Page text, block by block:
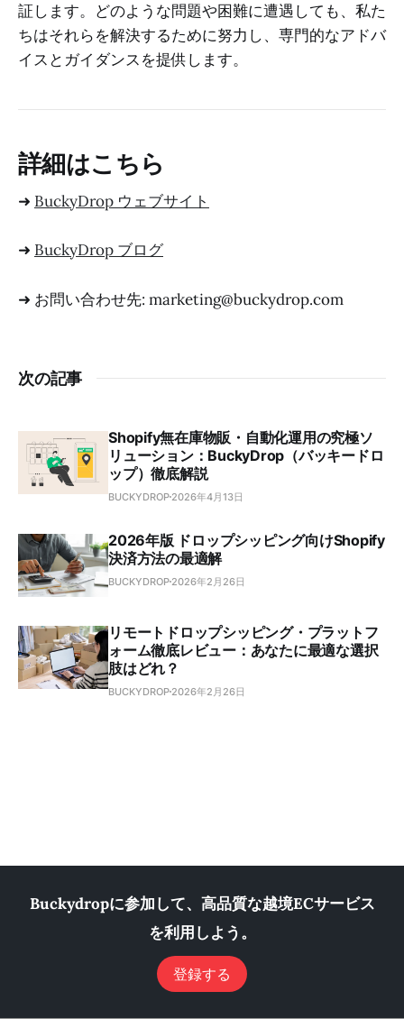
証します。どのような問題や困難に遭遇しても、私た
ちはそれらを解決するために努力し、専門的なアドバ
イスとガイダンスを提供します。
詳細はこちら
➜ BuckyDrop ウェブサイト
➜ BuckyDrop ブログ
➜ お問い合わせ先: marketing@buckydrop.com
次の記事
Shopify無在庫物販・自動化運用の究極ソ
リューション：BuckyDrop（バッキードロ
ップ）徹底解説
BUCKYDROP 2026年4月13日
2026年版 ドロップシッピング向けShopify
決済方法の最適解
BUCKYDROP 2026年2月26日
リモートドロップシッピング・プラットフ
ォーム徹底レビュー：あなたに最適な選択
肢はどれ？
BUCKYDROP 2026年2月26日
Buckydropに参加して、高品質な越境ECサービス
を利用しよう。
登録する